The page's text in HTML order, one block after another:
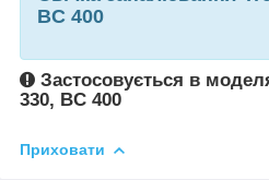
BC 400
Застосовується в
330, BC 400
Приховати